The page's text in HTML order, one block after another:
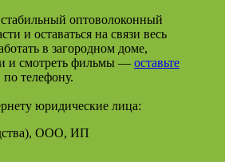
оптоволоконный
и оставаться на связи весь
в загородном доме,
и смотреть фильмы — оставьте
телефону.
юридические лица:
ООО, ИП